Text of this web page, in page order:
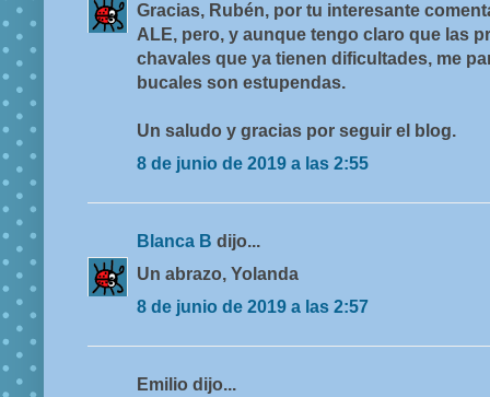
Gracias, Rubén, por tu interesante
ALE, pero, y aunque tengo claro que las
chavales que ya tienen dificultades, me
bucales son estupendas.
Un saludo y gracias por seguir el blog.
8 de junio de 2019 a las 2:55
Blanca B dijo...
Un abrazo, Yolanda
8 de junio de 2019 a las 2:57
Emilio dijo...